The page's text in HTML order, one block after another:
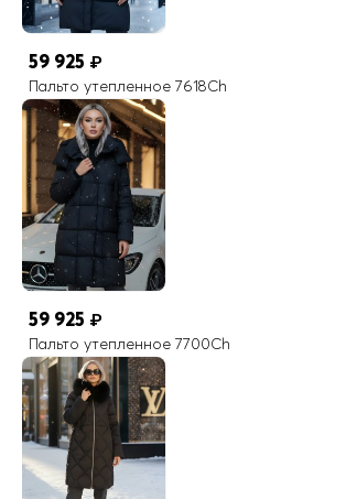
59 925 ₽
Пальто утепленное 7618Ch
59 925 ₽
Пальто утепленное 7700Ch